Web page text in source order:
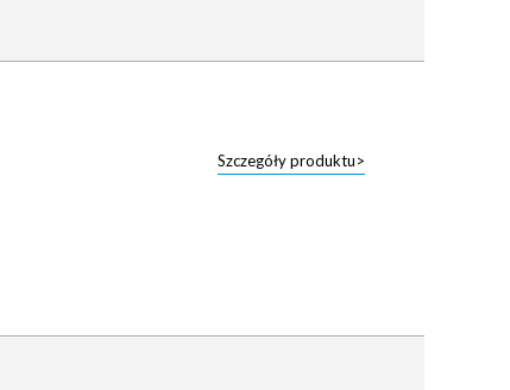
Szczegóły produktu>